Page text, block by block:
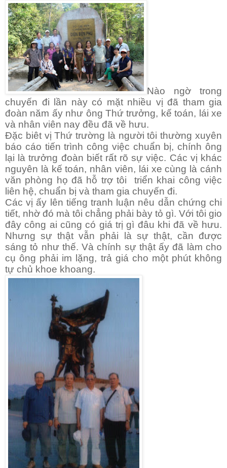
Nào ngờ trong
chuyến đi lần này có mặt nhiều vị đã tham gia
đoàn năm ấy như ông Thứ trưởng, kế toán, lái xe
và nhân viên nay đều đã về hưu.
Đặc biêt vị Thứ trường là người tôi thường xuyên
báo cáo tiến trình công việc chuẩn bị, chính ông
lại là trưởng đoàn biết rất rõ sự việc. Các vị khác
nguyên là kế toán, nhân viên, lái xe cùng là cánh
văn phòng họ đã hỗ trợ tôi triển khai công việc
liên hệ, chuẩn bị và tham gia chuyến đi.
Các vị ấy lên tiếng tranh luận nêu dẫn chứng chi
tiết, nhờ đó mà tôi chẳng phải bày tỏ gì. Với tôi gio
đây công ai cũng có giá trị gì đâu khi đã về hưu.
Nhưng sự thật vẫn phải là sự thật, cần được
sáng tỏ như thế. Và chính sự thật ấy đã làm cho
cụ ông phải im lặng, trả giá cho một phút không
tự chủ khoe khoang.